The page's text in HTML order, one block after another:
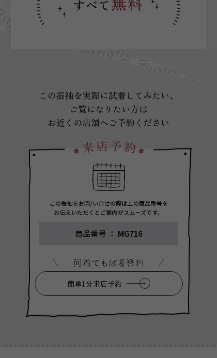
すべて
この振袖を実際に試着してみたい、
ご覧になりたい方は
お近くの店舗へご予約ください
この振袖をお問/い合せの際は上の商品番号を
お伝えいただくとご案内がスムーズです。
商品番号 ： MG716
簡単1分来店予約